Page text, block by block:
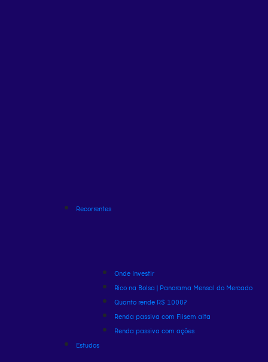
Recorrentes
Onde Investir
Rico na Bolsa | Panorama Mensal do Mercado
Quanto rende R$ 1000?
Renda passiva com Fiisem alta
Renda passiva com ações
Estudos